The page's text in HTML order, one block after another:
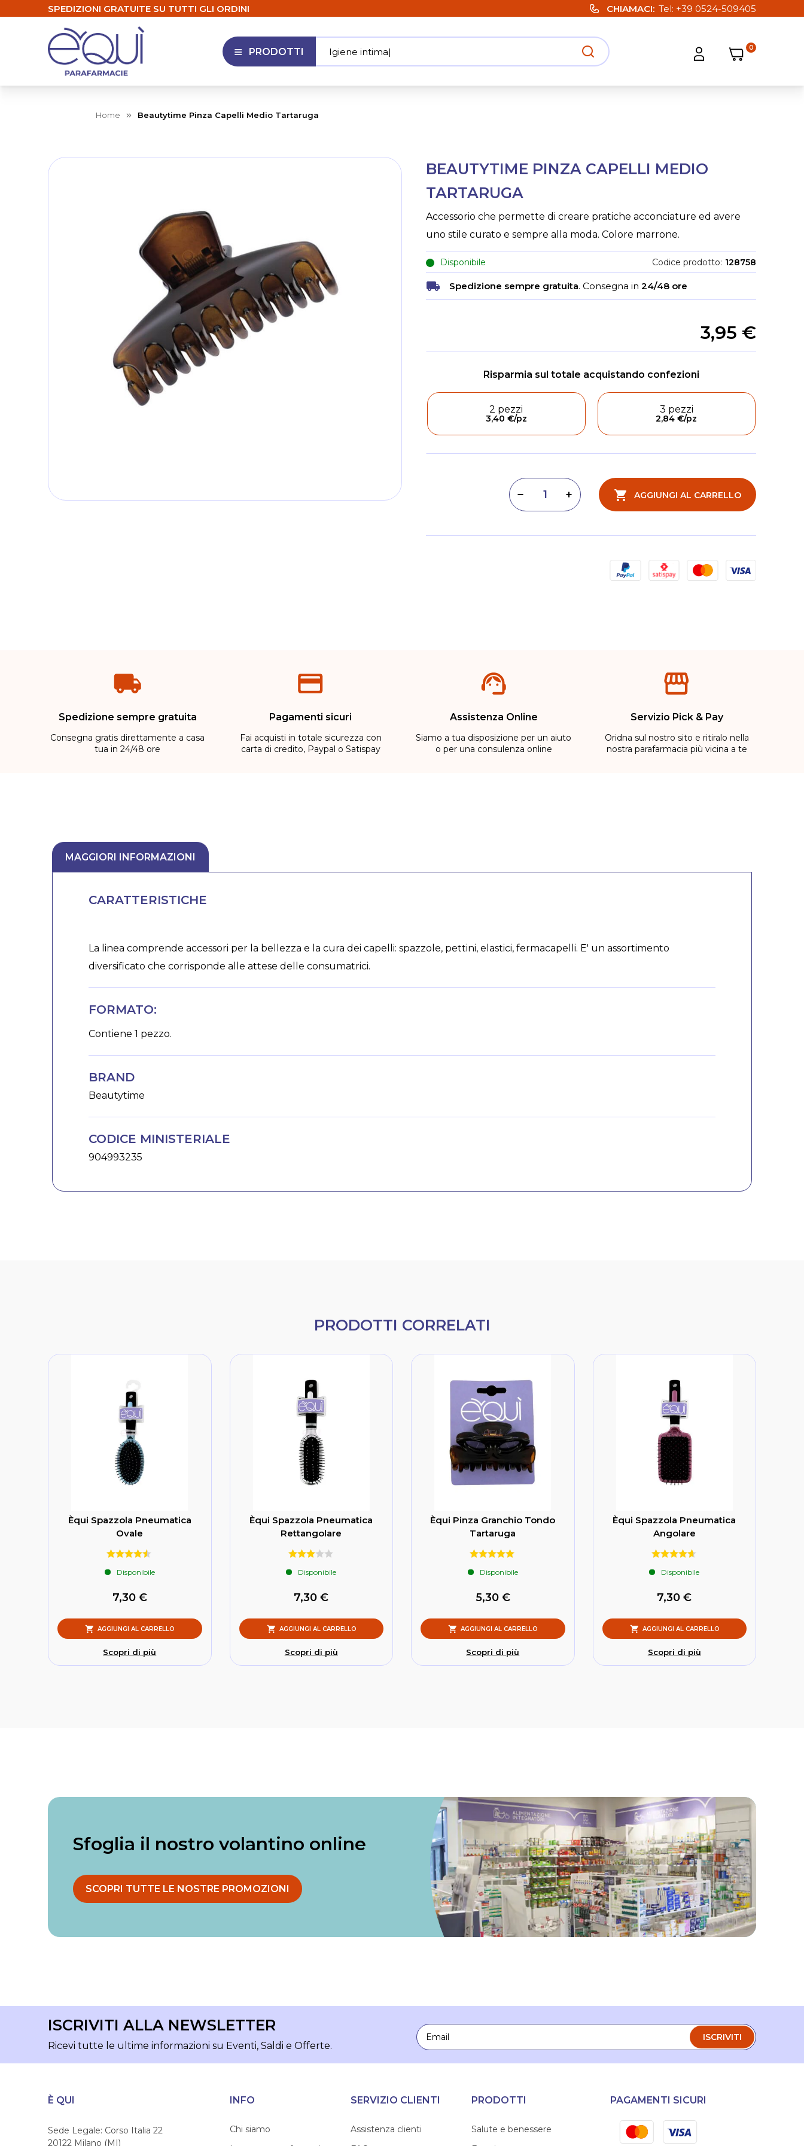
SPEDIZIONI GRATUITE SU TUTTI GLI ORDINI CHIAMACI Tel: +39 0524-509405
APRI MENU
PRODOTTI Apri ricerca
Igiene i|
Apri strumenti utente
Carrello
Carrello
0
Home Beautytime Pinza Capelli Medio Tartaruga
BEAUTYTIME PINZA CAPELLI MEDIO
TARTARUGA
Accessorio che permette di creare pratiche acconciature ed avere
uno stile curato e sempre alla moda. Colore marrone.
Disponibile Codice prodotto 128758
Spedizione sempre gratuita. Consegna in 24/48 ore
3,95 €
2 pezzi
3,40 €/pz
3 pezzi
2,84 €/pz
Aumenta quantità
Diminuisci quantità AGGIUNGI AL CARRELLO
Skip
to
to
beginning
images
gallery
Spedizione sempre gratuita
Consegna gratis direttamente a casa
tua in 24/48 ore
Pagamenti sicuri
Fai acquisti in totale sicurezza con
carta di credito, Paypal o Satispay
Assistenza Online
Siamo a tua disposizione per un aiuto
o per una consulenza online
Servizio Pick & Pay
Oridna sul nostro sito e ritiralo nella
nostra parafarmacia più vicina a te
MAGGIORI INFORMAZIONI
CARATTERISTICHE
La linea comprende accessori per la bellezza e la cura dei capelli: spazzole, pettini, elastici, fermacapelli. E' un assortimento
diversificato che corrisponde alle attese delle consumatrici.
FORMATO:
Contiene 1 pezzo.
BRAND
Beautytime
CODICE MINISTERIALE
904993235
PRODOTTI CORRELATI
Èqui Spazzola Pneumatica
Ovale
Disponibile
7,30 €
AGGIUNGI AL CARRELLO
Scopri di più
Èqui Spazzola Pneumatica
Rettangolare
Disponibile
7,30 €
AGGIUNGI AL CARRELLO
Scopri di più
Èqui Pinza Granchio Tondo
Tartaruga
Disponibile
5,30 €
AGGIUNGI AL CARRELLO
Scopri di più
Èqui Spazzola Pneumatica
Angolare
Disponibile
7,30 €
AGGIUNGI AL CARRELLO
Scopri di più
Sfoglia il nostro volantino online
SCOPRI TUTTE LE NOSTRE PROMOZIONI
ISCRIVITI ALLA NEWSLETTER
Ricevi tutte le ultime informazioni su Eventi, Saldi e Offerte.
Email
ISCRIVITI
È QUI
Sede Legale: Corso Italia 22
20122 Milano (MI)
INFO
Chi siamo
SERVIZIO CLIENTI
Assistenza clienti
PRODOTTI
Salute e benessere
PAGAMENTI SICURI
MastercardVisa